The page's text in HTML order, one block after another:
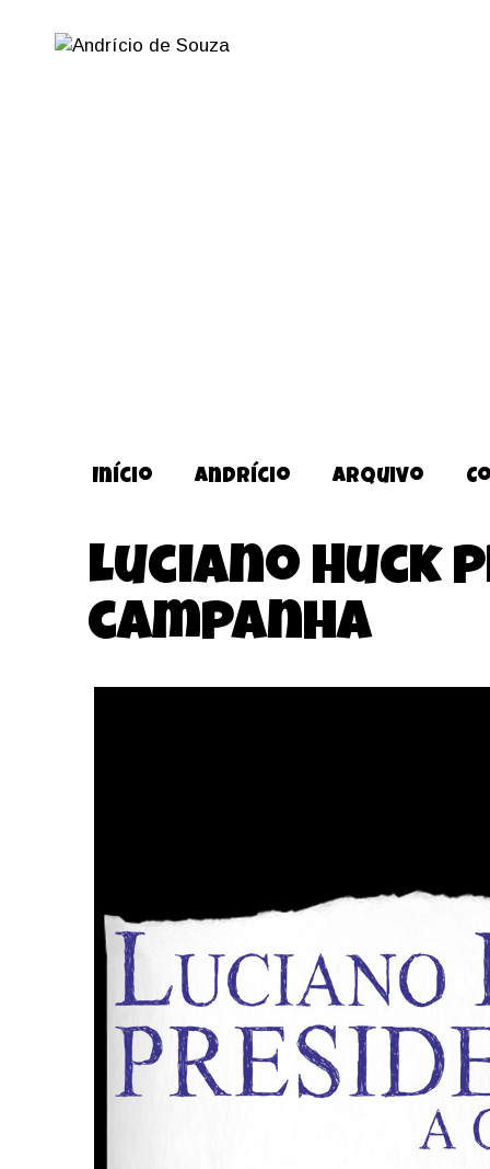
Início Andrício Arquivo
Luciano Huck
campanha